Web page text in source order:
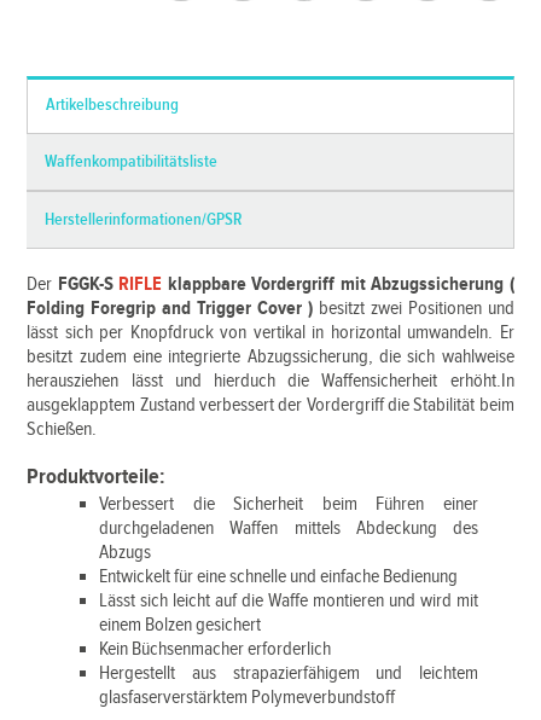
Artikelbeschreibung
Waffenkompatibilitätsliste
Herstellerinformationen/GPSR
Der FGGK-S RIFLE klappbare Vordergriff mit Abzugssicherung (
Folding Foregrip and Trigger Cover )besitzt zwei Positionen und
lässt sich per Knopfdruck von vertikal in horizontal umwandeln. Er
besitzt zudem eine integrierte Abzugssicherung, die sich wahlweise
herausziehen lässt und hierduch die Waffensicherheit erhöht.In
ausgeklapptem Zustand verbessert der Vordergriff die Stabilität beim
Schießen.
Produktvorteile:
Verbessert die Sicherheit beim Führen einer
durchgeladenen Waffen mittels Abdeckung des
Abzugs
Entwickelt für eine schnelle und einfache Bedienung
Lässt sich leicht auf die Waffe montieren und wird mit
einem Bolzen gesichert
Kein Büchsenmacher erforderlich
Hergestellt aus strapazierfähigem und leichtem
glasfaserverstärktem Polymeverbundstoff